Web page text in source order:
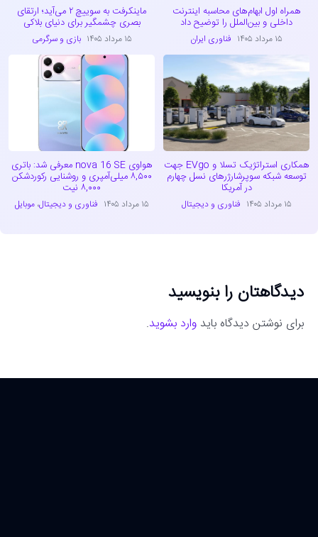
همراه اول ابهام‌های محاسبه اینترنت
داخلی و بین‌الملل را توضیح داد
۱۵ مرداد ۱۴۰۵ فناوری ایران
ماینکرفت به سوییچ ۲ می‌آید؛ ارتقای
بصری چشمگیر برای دنیای بلاکی
۱۵ مرداد ۱۴۰۵ بازی و سرگرمی
همکاری استراتژیک تسلا و EVgo جهت
توسعه شبکه سوپرشارژرهای نسل چهارم
در آمریکا
۱۵ مرداد ۱۴۰۵ فناوری و دیجیتال
هواوی nova 16 SE معرفی شد: باتری
۸,۵۰۰ میلی‌آمپری و روشنایی رکوردشکن
۸,۰۰۰ نیت
۱۵ مرداد ۱۴۰۵ فناوری و دیجیتال،موبایل
دیدگاهتان را بنویسید
برای نوشتن دیدگاه باید وارد بشوید.